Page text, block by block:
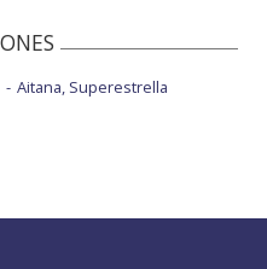
Aitana, Superestrella